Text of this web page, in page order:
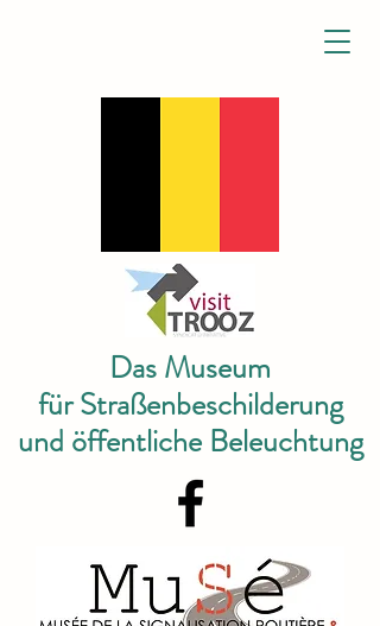
Das Museum
für Straßenbeschilderung
und öffentliche Beleuchtung